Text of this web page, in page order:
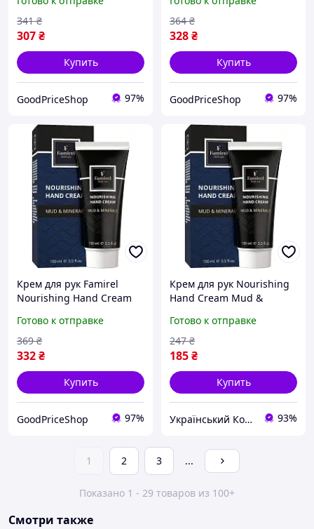
(7290114085502)
307₴
341 ₴
Купить
GoodPriceShop 97%
(7290114085052)
328₴
364 ₴
Купить
GoodPriceShop 97%
Крем для рук Famirel
Nourishing Hand Cream
(7290114085069)
Готово к отправке
332₴
369 ₴
Купить
GoodPriceShop 97%
Крем для рук Nourishing
Hand Cream Mud &
(41-339-85)
Готово к отправке
185₴
247 ₴
Купить
Український Кошик 93%
1 2 3 ...
Показано 1 - 29 товаров из 100+
Смотри также